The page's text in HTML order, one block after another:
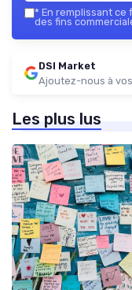
* En remplissant ce
des fins
DSI Market
Ajoutez-nous à
Les plus lus